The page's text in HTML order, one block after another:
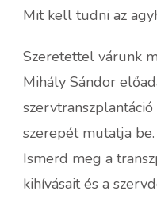
Mit kell tudni az
Szeretettel várunk
Mihály Sándor
szerepét mutatja be.
Ismerd meg a
kihívásait és a